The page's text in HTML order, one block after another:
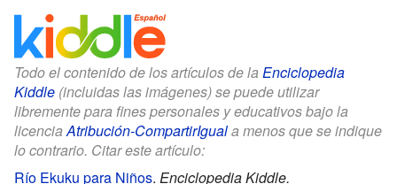
Todo el contenido de los artículos de la Enciclopedia
Kiddle (incluidas las imágenes) se puede utilizar
libremente para fines personales y educativos bajo la
licencia Atribución-CompartirIguala menos que se indique
lo contrario. Citar este artículo:
Río Ekuku para Niños. Enciclopedia Kiddle.